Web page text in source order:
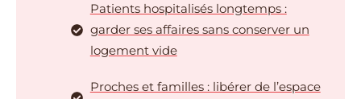
Patients hospitalisés longtemps :
garder ses affaires sans conserver un
logement vide
Proches et familles : libérer de l’espace